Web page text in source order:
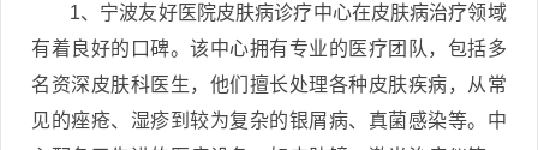
1、宁波友好医院皮肤病诊疗中心在皮肤病治疗领域
有着良好的口碑。该中心拥有专业的医疗团队，包括多
名资深皮肤科医生，他们擅长处理各种皮肤疾病，从常
见的痤疮、湿疹到较为复杂的银屑病、真菌感染等。中